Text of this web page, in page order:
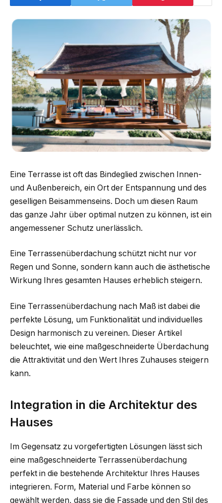
Eine Terrasse ist oft das Bindeglied zwischen Innen-
und Außenbereich, ein Ort der Entspannung und des
geselligen Beisammenseins. Doch um diesen Raum
das ganze Jahr über optimal nutzen zu können, ist ein
angemessener Schutz unerlässlich.
Eine Terrassenüberdachung schützt nicht nur vor
Regen und Sonne, sondern kann auch die ästhetische
Wirkung Ihres gesamten Hauses erheblich steigern.
Eine Terrassenüberdachung nach Maß ist dabei die
perfekte Lösung, um Funktionalität und individuelles
Design harmonisch zu vereinen. Dieser Artikel
beleuchtet, wie eine maßgeschneiderte Überdachung
die Attraktivität und den Wert Ihres Zuhauses steigern
kann.
Integration in die Architektur des
Hauses
Im Gegensatz zu vorgefertigten Lösungen lässt sich
eine maßgeschneiderte Terrassenüberdachung
perfekt in die bestehende Architektur Ihres Hauses
integrieren. Form, Material und Farbe können so
gewählt werden, dass sie die Fassade und den Stil des